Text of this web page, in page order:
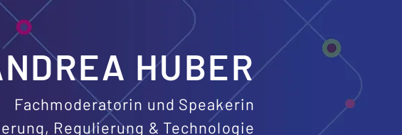
HUBER
Fachmoderatorin und Speakerin
Regulierung & Technologie